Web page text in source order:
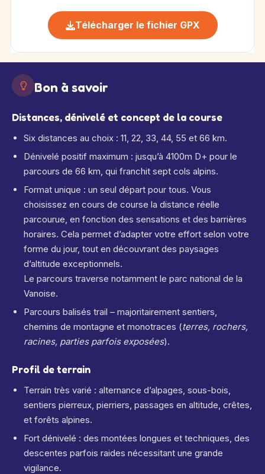
Télécharger le fichier GPX
Bon à savoir
Distances, dénivelé et concept de la course
Six distances au choix : 11, 22, 33, 44, 55 et 66 km.
Dénivelé positif maximum : jusqu’à 4100m D+ pour le
parcours de 66 km, qui franchit sept cols alpins.
Format unique : un seul départ pour tous. Vous
choisissez en cours de course la distance réelle
parcourue, en fonction des sensations et des barrières
horaires. Cela permet d’adapter votre effort selon votre
forme du jour, tout en découvrant des paysages
d’altitude exceptionnels.
Le parcours traverse notamment le parc national de la
Vanoise.
Parcours balisés trail – majoritairement sentiers,
chemins de montagne et monotraces (terres, rochers,
racines, parties parfois exposées).
Profil de terrain
Terrain très varié : alternance d’alpages, sous-bois,
sentiers pierreux, pierriers, passages en altitude, crêtes,
et forêts alpines.
Fort dénivelé : des montées longues et techniques, des
descentes parfois raides nécessitant une grande
vigilance.